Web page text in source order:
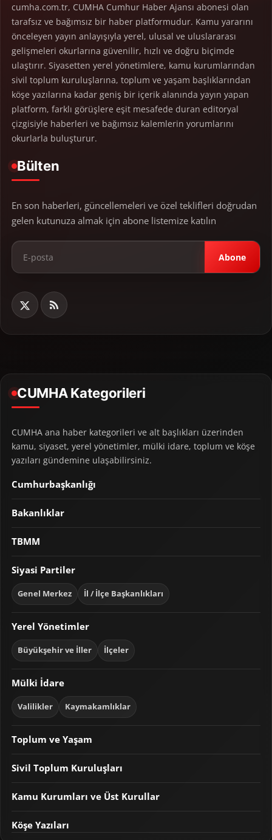
cumha.com.tr, CUMHA Cumhur Haber Ajansı abonesi olan
tarafsız ve bağımsız bir haber platformudur. Kamu yararını
önceleyen yayın anlayışıyla yerel, ulusal ve uluslararası
gelişmeleri okurlarına güvenilir, hızlı ve doğru biçimde
ulaştırır. Siyasetten yerel yönetimlere, kamu kurumlarından
sivil toplum kuruluşlarına, toplum ve yaşam başlıklarından
köşe yazılarına kadar geniş bir içerik alanında yayın yapan
platform, farklı görüşlere eşit mesafede duran editoryal
çizgisiyle haberleri ve bağımsız kalemlerin yorumlarını
okurlarla buluşturur.
Bülten
En son haberleri, güncellemeleri ve özel teklifleri doğrudan
gelen kutunuza almak için abone listemize katılın
Abone
CUMHA Kategorileri
CUMHA ana haber kategorileri ve alt başlıkları üzerinden
kamu, siyaset, yerel yönetimler, mülki idare, toplum ve köşe
yazıları gündemine ulaşabilirsiniz.
Cumhurbaşkanlığı
Bakanlıklar
TBMM
Siyasi Partiler
Genel Merkez İl / İlçe Başkanlıkları
Yerel Yönetimler
Büyükşehir ve İller İlçeler
Mülki İdare
Valilikler Kaymakamlıklar
Toplum ve Yaşam
Sivil Toplum Kuruluşları
Kamu Kurumları ve Üst Kurullar
Köşe Yazıları